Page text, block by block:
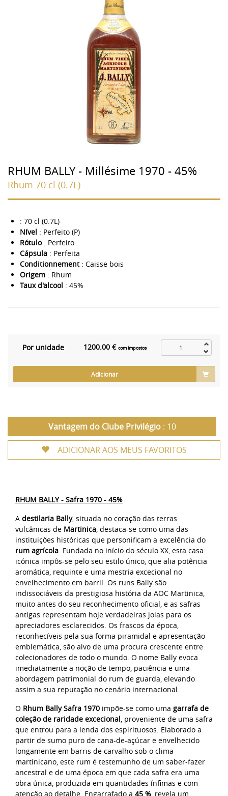
RHUM BALLY - Millésime 1970 - 45%
Rhum 70 cl (0.7L)
: 70 cl (0.7L)
Nível : Perfeito (P)
Rótulo: Perfeito
Cápsula : Perfeita
Conditionnement: Caisse bois
Origem : Rhum
Taux d'alcool : 45%
Por unidade 1200.00 €com impostos
Adicionar
Vantagem do Clube Privilégio: 10
ADICIONAR AOS MEUS FAVORITOS
RHUM BALLY - Safra 1970 - 45%
A destilaria Bally, situada no coração das terras
vulcânicas de Martinica, destaca-se como uma das
instituições históricas que personificam a excelência do
rum agrícola. Fundada no início do século XX, esta casa
icónica impôs-se pelo seu estilo único, que alia potência
aromática, requinte e uma mestria excecional no
envelhecimento em barril. Os runs Bally são
indissociáveis da prestigiosa história da AOC Martinica,
muito antes do seu reconhecimento oficial, e as safras
antigas representam hoje verdadeiras joias para os
apreciadores esclarecidos. Os frascos da época,
reconhecíveis pela sua forma piramidal e apresentação
emblemática, são alvo de uma procura crescente entre
colecionadores de todo o mundo. O nome Bally evoca
imediatamente a noção de tempo, paciência e uma
abordagem patrimonial do rum de guarda, elevando
assim a sua reputação no cenário internacional.
O Rhum Bally Safra 1970 impõe-se como uma garrafa de
coleção de raridade excecional, proveniente de uma safra
que entrou para a lenda dos espirituosos. Elaborado a
partir de sumo puro de cana-de-açúcar e envelhecido
longamente em barris de carvalho sob o clima
martinicano, este rum é testemunho de um saber-fazer
ancestral e de uma época em que cada safra era uma
obra única, produzida em quantidades ínfimas e com
atenção ao detalhe. Engarrafado a 45 % , revela um